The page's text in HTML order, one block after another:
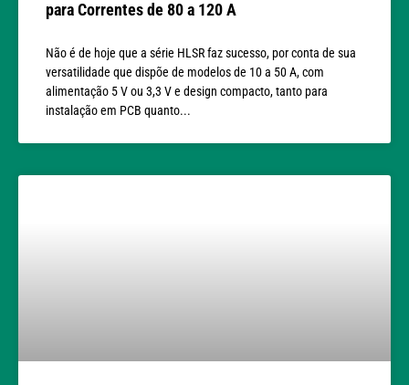
para Correntes de 80 a 120 A
Não é de hoje que a série HLSR faz sucesso, por conta de sua
versatilidade que dispõe de modelos de 10 a 50 A, com
alimentação 5 V ou 3,3 V e design compacto, tanto para
instalação em PCB quanto